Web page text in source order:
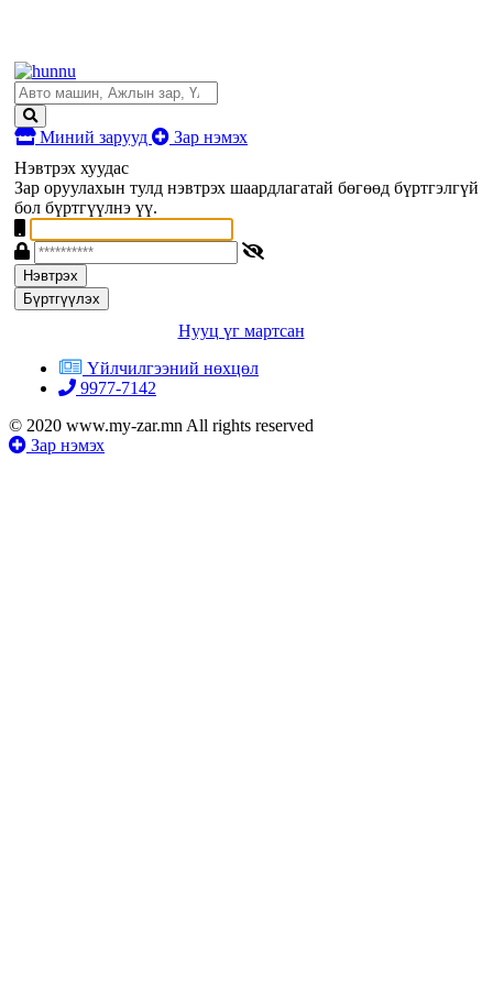
Миний зарууд
Зар нэмэх
Нэвтрэх хуудас
Зар оруулахын тулд нэвтрэх шаардлагатай бөгөөд бүртгэлгүй
бол бүртгүүлнэ үү.
Нэвтрэх
Бүртгүүлэх
Нууц үг мартсан
Үйлчилгээний нөхцөл
9977-7142
© 2020 www.my-zar.mn All rights reserved
Зар нэмэх